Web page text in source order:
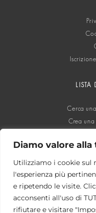
Diamo valore
Utilizziamo i cookie sul
l'esperienza più
e ripetendo le visite.
acconsenti all'uso di
rifiutare e visitare
LISTA
Cerca
Crea una